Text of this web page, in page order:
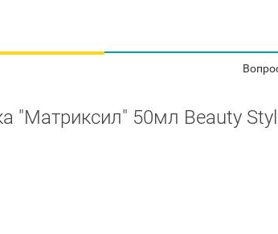
50мл Beauty